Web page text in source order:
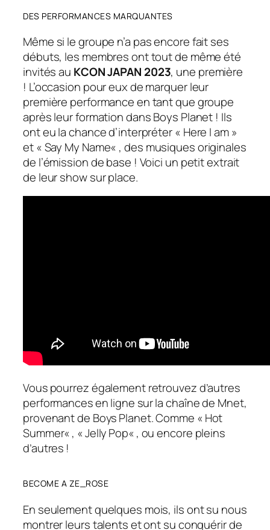
DES PERFORMANCES MARQUANTES
Même si le groupe n’a pas encore fait ses
débuts, les membres ont tout de même été
invités au KCON JAPAN 2023, une première
! L’occasion pour eux de marquer leur
première performance en tant que groupe
après leur formation dans Boys Planet ! Ils
ont eu la chance d’interpréter « Here I am»
et «Say My Name« , des musiques originales
de l’émission de base ! Voici un petit extrait
de leur show sur place.
Vous pourrez également retrouvez d’autres
performances en ligne sur la chaîne de Mnet,
provenant de Boys Planet. Comme « Hot
Summer« , « Jelly Pop« , ou encore pleins
d’autres !
BECOME A ZE_ROSE
En seulement quelques mois, ils ont su nous
montrer leurs talents et ont su conquérir de